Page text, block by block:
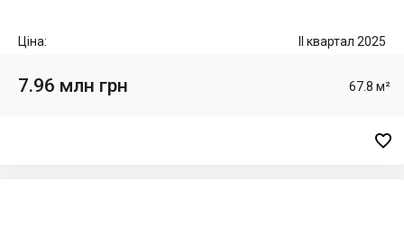
Ціна: II квартал 2025
7.96 млн грн 67.8 м²
